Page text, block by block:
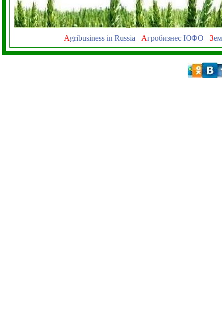
Agribusiness in Russia Агробизнес ЮФО З